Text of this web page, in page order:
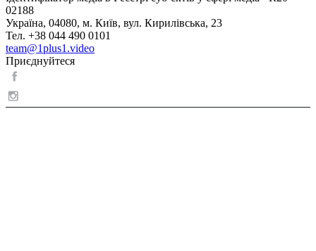
02188
Україна, 04080, м. Київ, вул. Кирилівська, 23
Тел. +38 044 490 0101
team@1plus1.video
Приєднуйтеся